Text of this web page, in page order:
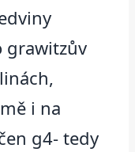
grawitzův
i na
g4- tedy